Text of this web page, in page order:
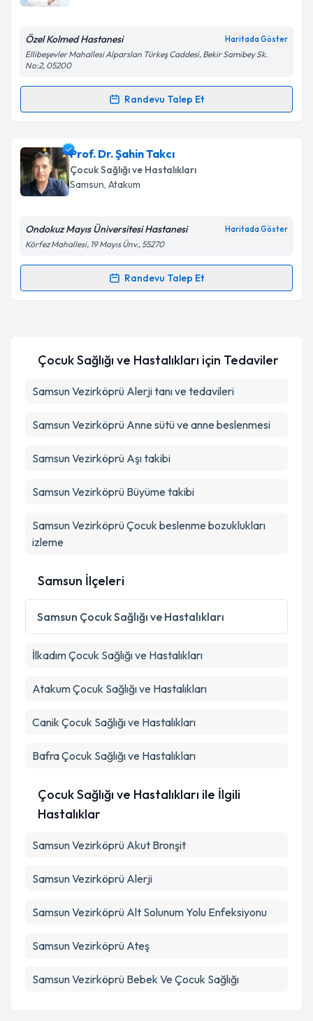
Kişisel verilerimin işlenmesine ilişkinAydınlatma
'ni okudum ve kişisel verilerimin belirtilen
kapsamda işlenmesini kabul ediyorum.
Takvim Talebini Gönder
Özel Kolmed Hastanesi Haritada Göster
Ellibeşevler Mahallesi Alparslan Türkeş Caddesi, Bekir Samibey Sk.
No:2, 05200
Randevu Talep Et
Randevu Takvimi Talebi
Uzm. Dr. Nurdan Yılmaziçin randevu takvimi talebi
oluşturun. Size bu uzmandan randevu almanız için bir
takvim hazırlandığında e-posta ile bilgilendireceğiz.
Kişisel verilerimin işlenmesine ilişkin
Metni'ni okudum ve kişisel verilerimin belirtilen
Prof. Dr. Şahin Takcı
Çocuk Sağlığı ve Hastalıkları
Samsun, Atakum
Ondokuz Mayıs Üniversitesi Hastanesi Haritada Göster
Körfez Mahallesi, 19 Mayıs Ünv., 55270
Randevu Talep Et
Randevu Takvimi Talebi
takvim hazırlandığında e-posta ile bilgilendireceğiz.
E-posta Adresiniz
Kişisel verilerimin işlenmesine ilişkin
Takvim Talebini Gönder
Çocuk Sağlığı ve Hastalıkları için Tedaviler
Samsun Vezirköprü Alerji tanı ve tedavileri
Samsun Vezirköprü Anne sütü ve anne beslenmesi
Samsun Vezirköprü Aşı takibi
Samsun Vezirköprü Büyüme takibi
Samsun Vezirköprü Çocuk beslenme bozuklukları
izleme
Samsun İlçeleri
Samsun Çocuk Sağlığı ve Hastalıkları
İlkadımÇocuk Sağlığı ve Hastalıkları
AtakumÇocuk Sağlığı ve Hastalıkları
Canik Çocuk Sağlığı ve Hastalıkları
BafraÇocuk Sağlığı ve Hastalıkları
Çocuk Sağlığı ve Hastalıkları ile İlgili
Hastalıklar
Samsun Vezirköprü Akut Bronşit
Samsun Vezirköprü Alerji
Samsun Vezirköprü Alt Solunum Yolu Enfeksiyonu
Samsun Vezirköprü Ateş
Samsun Vezirköprü Bebek Ve Çocuk Sağlığı